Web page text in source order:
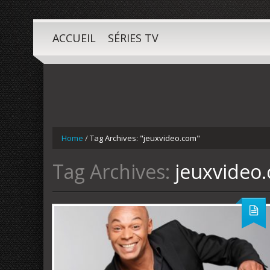
ACCUEIL SÉRIES TV
Home /Tag Archives: "jeuxvideo.com"
Tag Archives: